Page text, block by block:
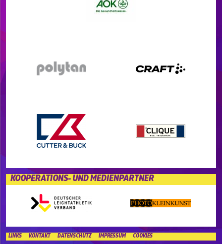
KOOPERATIONS- UND MEDIENPARTNER
LINKS KONTAKT DATENSCHUTZ IMPRESSUM COOKIES